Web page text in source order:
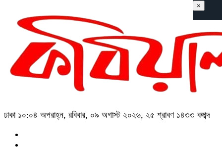
ঢাকা ১০:০৪ অপরাহ্ন, রবিবার, ০৯ অগাস্ট ২০২৬, ২৫ শ্রাবণ ১৪৩৩ বঙ্গাব্দ
×